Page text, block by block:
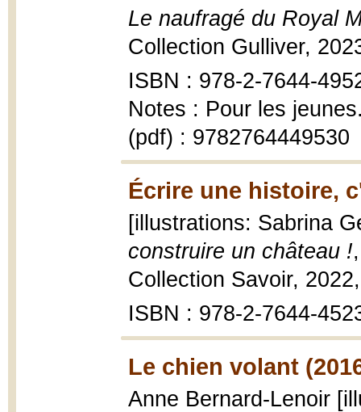
Le naufragé du Royal
Collection Gulliver,
ISBN : 978-2-7644-
Notes : Pour les
(pdf) : 9782764449530
Écrire une histoire,
[illustrations: Sabrina
construire un château !
Collection Savoir,
ISBN : 978-2-7644-
Le chien volant
Anne Bernard-Lenoir